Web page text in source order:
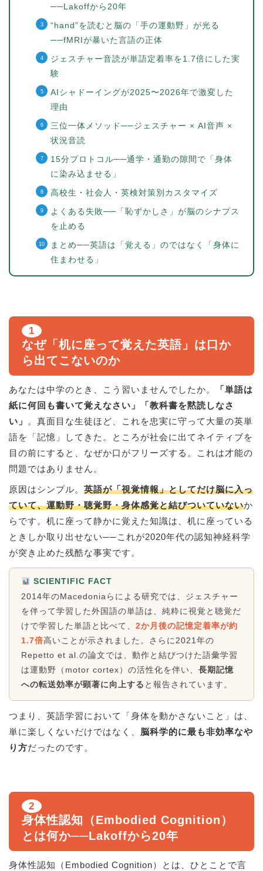
──Lakoffから20年
“hand”を読むと脳の「手の運動野」が光る
──fMRIが暴いた言語の正体
ジェスチャー音読が単語定着率を1.7倍にした実
験
AIシャドーイングが2025〜2026年で激変した
理由
三位一体メソッド──ジェスチャー × AI音声 ×
状況音読
15分プロトコル──通学・通勤の隙間で「身体
に染み込ませる」
高校生・社会人・英検対策別カスタマイズ
よくある失敗──「恥ずかしさ」が脳のシナプス
を止める
まとめ──英語は「覚える」のではなく「身体に
住まわせる」
1
なぜ「机に座って覚えた英語」は口か
ら出てこないのか
あなたは中学のとき、こう習いませんでしたか。
「単語は
紙に何回も書いて覚えなさい」「教科書を黙読しなさ
い」
。真面目な生徒ほど、これを忠実に守って大量の英単
語を「記憶」してきた。ところが社会に出てネイティブを
目の前にすると、なぜか口がフリーズする。これは才能の
問題ではありません。
原因はシンプル。 英語が「視覚情報」としてだけ脳に入っ
ていて、運動野・聴覚野・身体感覚と結びついていないか
らです。机に座って静かに覚えた知識は、机に座っている
ときしか取り出せない──これが2020年代の認知神経科学
が突き止めた残酷な事実です。
SCIENTIFIC FACT
2014年のMacedoniaらによる研究では、ジェスチャー
を伴って学習した外国語の単語は、純粋に視覚と聴覚だ
けで学習した単語と比べて、 2か月後の記憶定着率が約
1.7倍高いことが示されました。さらに2021年の
Repetto et al.の論文では、動作と結びつけた語彙学習
は運動野（motor cortex）の活性化を伴い、 長期記憶
への転送効率が顕著に向上する と報告されています。
つまり、英語学習において「身体を動かさないこと」は、
単に楽しくないだけではなく、 脳科学的に最も非効率なや
り方だったのです。
2
身体性認知（Embodied Cognition）
とは何か──Lakoffから20年
身体性認知（Embodied Cognition）とは、ひとことで言